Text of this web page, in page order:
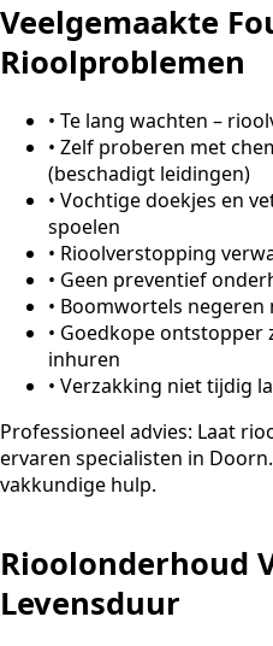
Veelgemaakte
Rioolproblemen
• Te lang wachten –
• Zelf proberen met
(beschadigt leidingen)
• Vochtige doekjes en
spoelen
• Rioolverstopping
• Geen preventief
• Boomwortels negeren
• Goedkope ontstopper
inhuren
• Verzakking niet tijdig
Professioneel advies: Laat
ervaren specialisten in
vakkundige hulp.
Rioolonderhoud
Levensduur